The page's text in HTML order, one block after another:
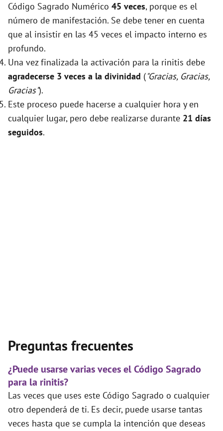
Código Sagrado Numérico 45 veces, porque es el
número de manifestación. Se debe tener en cuenta
que al insistir en las 45 veces el impacto interno es
profundo.
Una vez finalizada la activación para la rinitis debe
agradecerse 3 veces a la divinidad ("Gracias, Gracias,
Gracias").
Este proceso puede hacerse a cualquier hora y en
cualquier lugar, pero debe realizarse durante 21 días
seguidos.
Preguntas frecuentes
¿Puede usarse varias veces el Código Sagrado
para la rinitis?
Las veces que uses este Código Sagrado o cualquier
otro dependerá de ti. Es decir, puede usarse tantas
veces hasta que se cumpla la intención que deseas